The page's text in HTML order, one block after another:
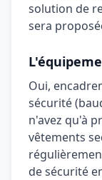
solution de
sera
Oui,
sécurité
n'avez qu'à
vêtements
de sécurité